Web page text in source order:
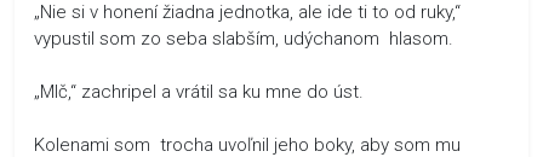
„Nie si v honení žiadna jednotka, ale ide ti to od ruky,“
vypustil som zo seba slabším, udýchanom hlasom.
„Mlč,“ zachripel a vrátil sa ku mne do úst.
Kolenami som trocha uvoľnil jeho boky, aby som mu